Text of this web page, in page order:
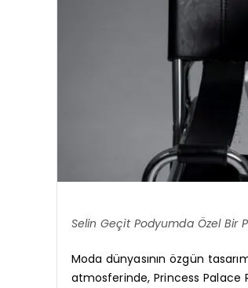
Selin Geçit Podyumda Özel Bir
Moda dünyasının özgün
atmosferinde, Princess Palace